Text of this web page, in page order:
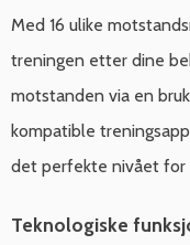
Med 16 ulike
treningen etter dine
motstanden via en
kompatible
det perfekte nivået for
Teknologiske